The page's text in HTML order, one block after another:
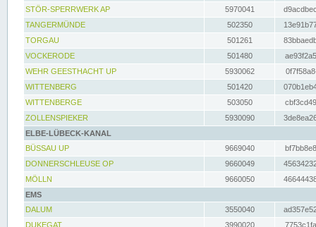
STÖR-SPERRWERK AP 5970041
TANGERMÜNDE
502350
TORGAU
501261
VOCKERODE
501480
WEHR GEESTHACHT UP
5930062
WITTENBERG
501420
WITTENBERGE
503050
ZOLLENSPIEKER
5930090
ELBE-LÜBECK-KANAL
BÜSSAU UP
9669040
DONNERSCHLEUSE OP
9660049
MÖLLN
9660050
EMS
DALUM
3550040
DUKEGAT
3990020